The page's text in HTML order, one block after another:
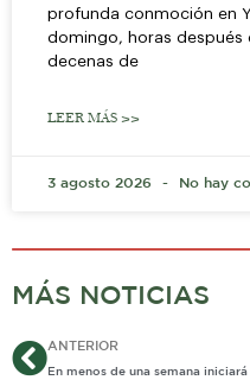
profunda conmoción en
domingo, horas después
decenas de
LEER MÁS >>
3 agosto 2026 No hay
MÁS NOTICIAS
AntANTERIOR